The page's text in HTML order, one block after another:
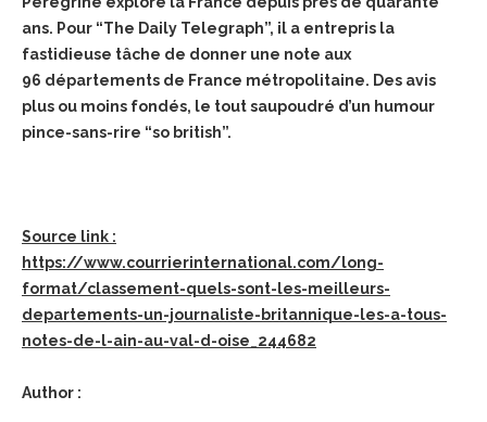
ans. Pour “The Daily Telegraph”, il a entrepris la
fastidieuse tâche de donner une note aux
96 départements de France métropolitaine. Des avis
plus ou moins fondés, le tout saupoudré d’un humour
pince-sans-rire “so british”.
Source link :
https://www.courrierinternational.com/long-
format/classement-quels-sont-les-meilleurs-
departements-un-journaliste-britannique-les-a-tous-
notes-de-l-ain-au-val-d-oise_244682
Author :